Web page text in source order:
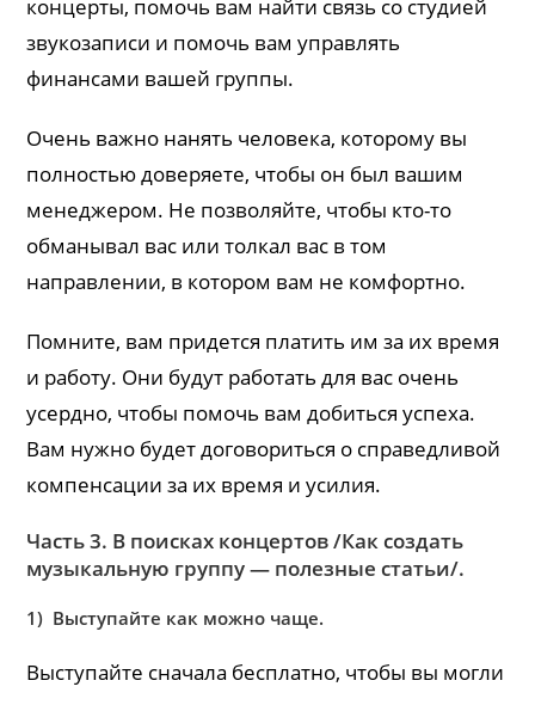
концерты, помочь вам найти связь со студией
звукозаписи и помочь вам управлять
финансами вашей группы.
Очень важно нанять человека, которому вы
полностью доверяете, чтобы он был вашим
менеджером. Не позволяйте, чтобы кто-то
обманывал вас или толкал вас в том
направлении, в котором вам не комфортно.
Помните, вам придется платить им за их время
и работу. Они будут работать для вас очень
усердно, чтобы помочь вам добиться успеха.
Вам нужно будет договориться о справедливой
компенсации за их время и усилия.
Часть 3. В поисках концертов /Как создать
музыкальную группу — полезные статьи/.
1) Выступайте как можно чаще.
Выступайте сначала бесплатно, чтобы вы могли